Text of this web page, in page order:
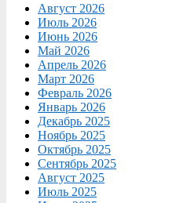
Август 2026
Июль 2026
Июнь 2026
Май 2026
Апрель 2026
Март 2026
Февраль 2026
Январь 2026
Декабрь 2025
Ноябрь 2025
Октябрь 2025
Сентябрь 2025
Август 2025
Июль 2025